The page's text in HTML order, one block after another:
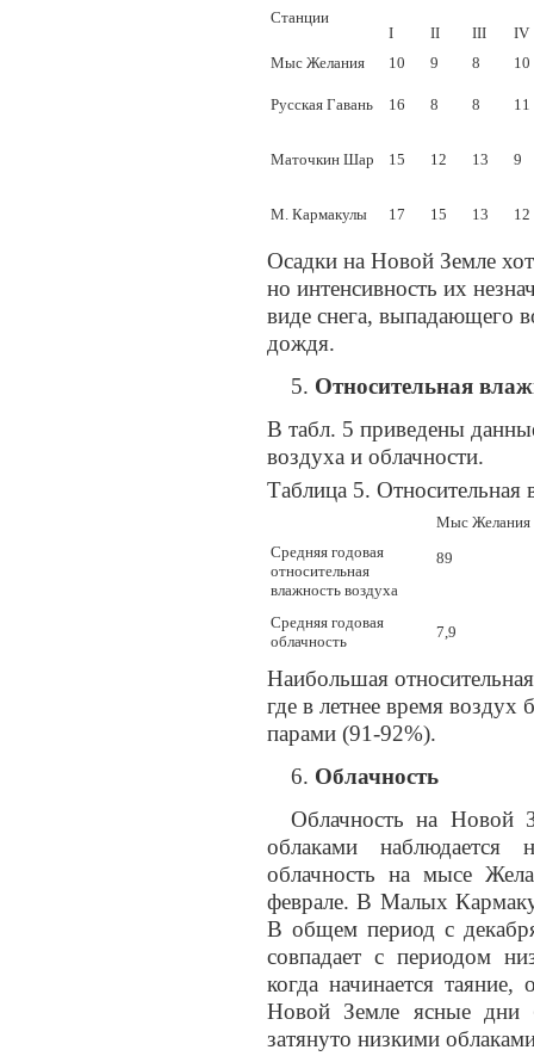
Станции
I
II III
IV
Мыс Желания
10 9 8 10
Русская Гавань 16 8 8 11
Маточкин Шар 15 12 13 9
М. Кармакулы 17 15 13 12
Осадки на Новой Земле
но интенсивность их
виде снега, выпадающего
дождя.
Относительная
В табл. 5 приведены
воздуха и облачности.
Таблица 5. Относительная
Мыс Желания
Средняя годовая
относительная
влажность воздуха
89
Средняя годовая
облачность
7,9
Наибольшая
где в летнее время
парами (91-92%).
Облачность
Облачность на Новой
облаками наблюдается
облачность на мысе
феврале. В Малых
В общем период с
совпадает с периодом
когда начинается
Новой Земле ясные
затянуто низкими